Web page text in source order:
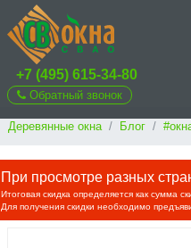
+7 (495) 615-34-80
Обратный звонок
Деревянные окна Блог
При просмотре разных
Итоговая скидка определяется как сумма
Для получения скидки необходимо